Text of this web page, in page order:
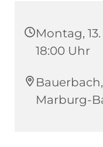
Montag,
18:00 Uhr
Marburg-